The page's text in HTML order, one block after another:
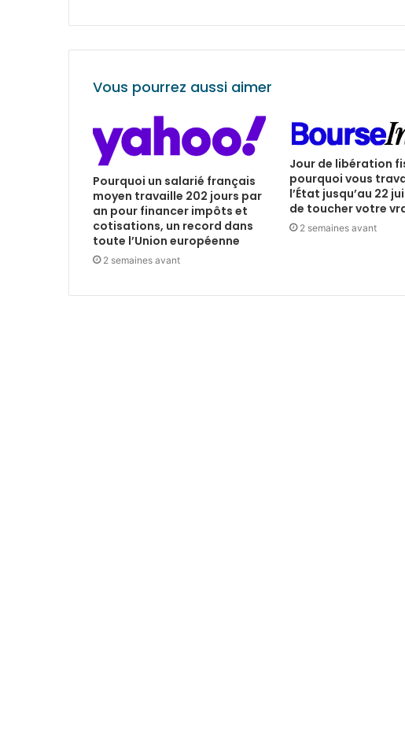
Vous pourrez aussi aimer
Pourquoi un salarié français
moyen travaille 202 jours par
an pour financer impôts et
cotisations, un record dans
toute l’Union européenne
2 semaines avant
Jour de libération
pourquoi vous
l’État jusqu’au 22
de toucher votre
2 semaines avant